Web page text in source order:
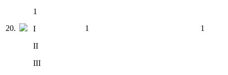
20.
1
I
II
III
1 1